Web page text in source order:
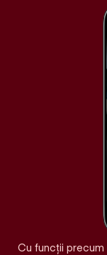
Cu funcții